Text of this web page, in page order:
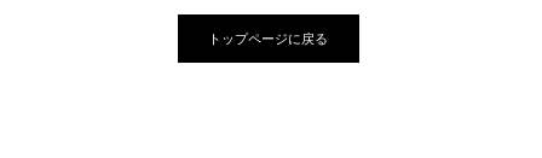
トップページに戻る